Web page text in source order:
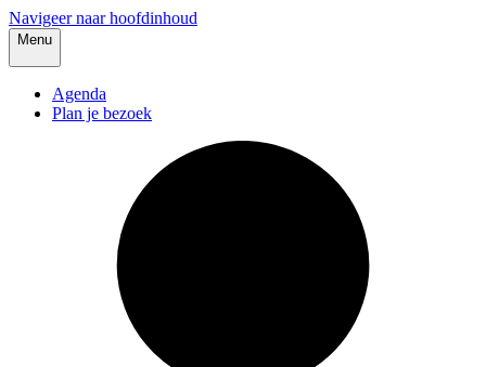
Navigeer naar hoofdinhoud
Menu
Agenda
Plan je bezoek